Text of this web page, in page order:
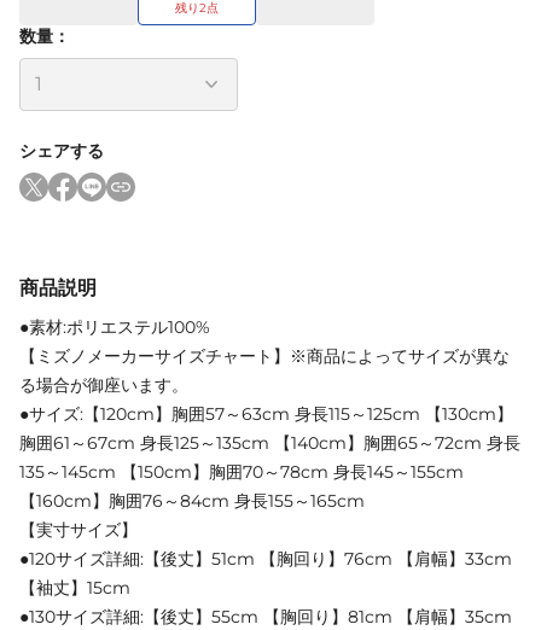
数量：
シェアする
商品説明
●素材:ポリエステル100%
【ミズノメーカーサイズチャート】※商品によってサイズが異な
る場合が御座います。
●サイズ:【120cm】胸囲57～63cm 身長115～125cm 【130cm】
胸囲61～67cm 身長125～135cm 【140cm】胸囲65～72cm 身長
135～145cm 【150cm】胸囲70～78cm 身長145～155cm
【160cm】胸囲76～84cm 身長155～165cm
【実寸サイズ】
●120サイズ詳細:【後丈】51cm 【胸回り】76cm 【肩幅】33cm
【袖丈】15cm
●130サイズ詳細:【後丈】55cm 【胸回り】81cm 【肩幅】35cm